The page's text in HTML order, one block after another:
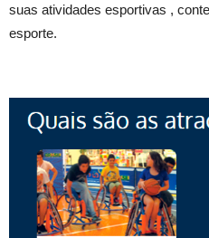
suas atividades esportivas ,
esporte.